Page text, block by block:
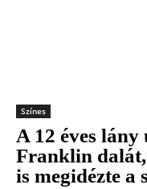
Színes
A 12 éves
Franklin dalát,
is megidézte a